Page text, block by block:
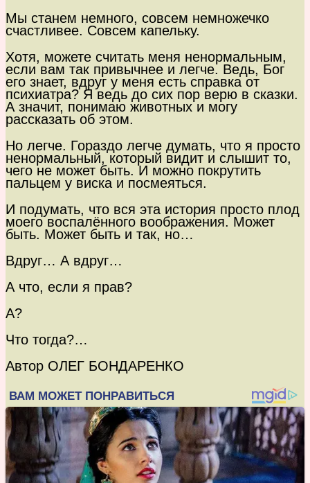
Мы станем немного, совсем немножечко
счастливее. Совсем капельку.
Хотя, можете считать меня ненормальным,
если вам так привычнее и легче. Ведь, Бог
его знает, вдруг у меня есть справка от
психиатра? Я ведь до сих пор верю в сказки.
А значит, понимаю животных и могу
рассказать об этом.
Но легче. Гораздо легче думать, что я просто
ненормальный, который видит и слышит то,
чего не может быть. И можно покрутить
пальцем у виска и посмеяться.
И подумать, что вся эта история просто плод
моего воспалённого воображения. Может
быть. Может быть и так, но…
Вдруг… А вдруг…
А что, если я прав?
А?
Что тогда?…
Автор ОЛЕГ БОНДАРЕНКО